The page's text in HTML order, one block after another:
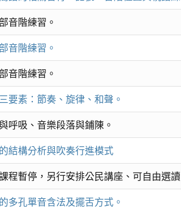
音階練習。
音階練習。
音階練習。
要素：節奏、旋律、和聲。
呼吸、音樂段落與鋪陳。
結構分析與吹奏行進模式
程暫停，另行安排公民講座、可自由選
多孔單音含法及擺舌方式。